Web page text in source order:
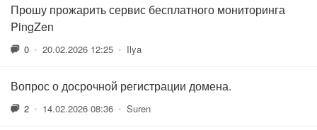
Прошу прожарить сервис бесплатного мониторинга
PingZen
0 • 20.02.2026 12:25 • Ilya
Вопрос о досрочной регистрации домена.
2 • 14.02.2026 08:36 • Suren